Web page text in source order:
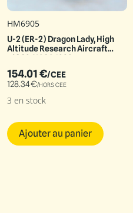
HM6905
U-2 (ER-2) Dragon Lady, High
Altitude Research Aircraft
n°809, NASA 1999
154.01€/CEE
128.34€/HORS CEE
3 en stock
Ajouter au panier